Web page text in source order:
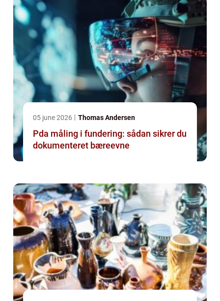
05 june 2026 Thomas Andersen
Pda måling i fundering: sådan sikrer du
dokumenteret bæreevne